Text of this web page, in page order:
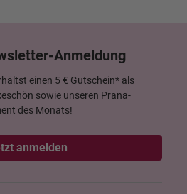
Anmeldung
einen 5 € Gutschein* als
sowie unseren Prana-
des Monats!
anmelden